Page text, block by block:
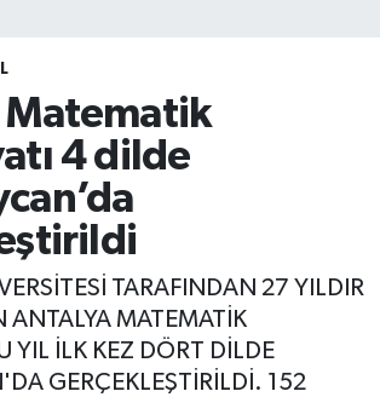
4 dilde
TARAFINDAN 27 YILDIR
ANTALYA MATEMATİK
YIL İLK KEZ DÖRT DİLDE
GERÇEKLEŞTİRİLDİ. 152